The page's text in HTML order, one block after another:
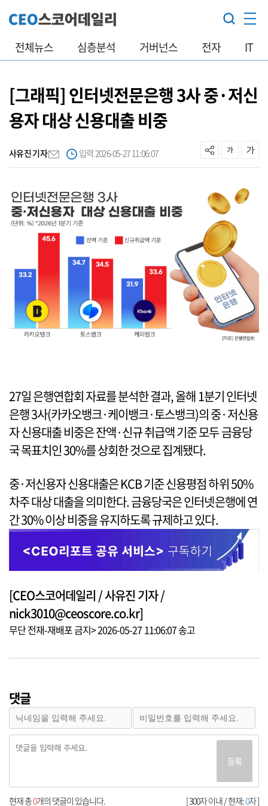
전체뉴스 심층분석 거버넌스 전자 IT
[그래픽] 인터넷전문은행 3사 중·저신
용자 대상 신용대출 비중
사유진 기자 입력 2026-05-27 11:06:07
27일 은행연합회 자료를 분석한 결과, 올해 1분기 인터넷
은행 3사(카카오뱅크·케이뱅크·토스뱅크)의 중·저신용
자 신용대출 비중은 잔액·신규 취급액 기준 모두 금융당
국 목표치인 30%를 상회한 것으로 집계됐다.
중·저신용자 신용대출은 KCB 기준 신용평점 하위 50%
차주 대상 대출을 의미한다. 금융당국은 인터넷은행에 연
간 30% 이상 비중을 유지하도록 규제하고 있다.
[CEO스코어데일리 / 사유진 기자 /
nick3010@ceoscore.co.kr]
무단 전재-재배포 금지> 2026-05-27 11:06:07 송고
댓글
등록
[ 300자 이내 / 현재:0자 ]
현재 총0개의 댓글이 있습니다.